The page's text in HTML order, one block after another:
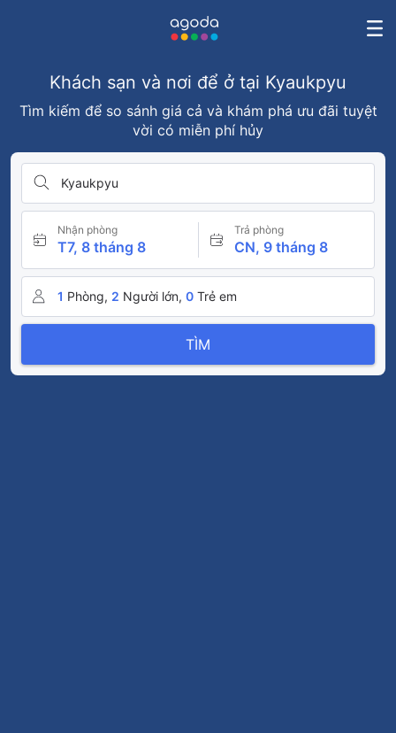
Khách sạn và nơi để ở tại Kyaukpyu
Tìm kiếm để so sánh giá cả và khám phá ưu đãi tuyệt
vời có miễn phí hủy
Kyaukpyu
Nhận phòng
T7, 8 tháng 8
Trả phòng
CN, 9 tháng 8
1 Phòng, 2 Người lớn, 0 Trẻ em
TÌM